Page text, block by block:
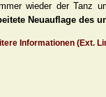
wieder der Tanz
Neuauflage des
Informationen (Ext.